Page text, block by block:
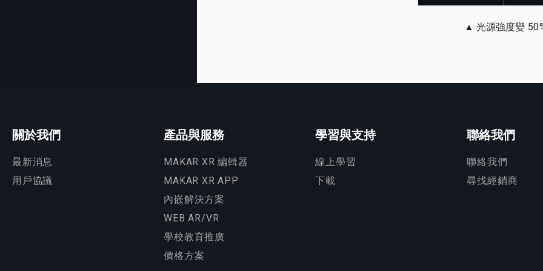
▲ 光源強度變
關於我們
最新消息
用戶協議
產品與服務
MAKAR XR 編輯器
MAKAR XR APP
內嵌解決方案
WEB AR/VR
學校教育推廣
價格方案
學習與支持
線上學習
下載
聯絡我們
聯絡我們
尋找經銷商